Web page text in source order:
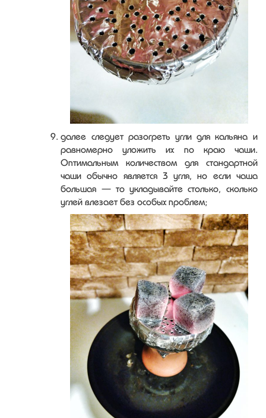
далее следует разогреть угли для кальяна и
равномерно уложить их по краю чаши.
Оптимальным количеством для стандартной
чаши обычно является 3 угля, но если чаша
большая — то укладывайте столько, сколько
углей влезает без особых проблем;